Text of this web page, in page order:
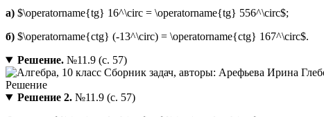
а) $\operatorname{tg} 16^\circ = \operatorname{tg} 556^\circ$;
б) $\operatorname{ctg} (-13^\circ) = \operatorname{ctg} 167^\circ$.
Решение.№11.9 (с. 57)
Решение 2.№11.9 (с. 57)